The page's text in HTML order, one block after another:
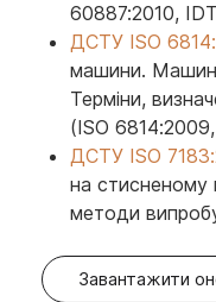
60887:2010,
ДСТУ ISO
машини.
Терміни,
(ISO
ДСТУ ISO
на стисненому
методи
Завантажити